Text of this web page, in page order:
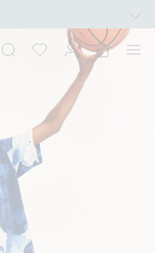
flere varer som inngår i tilbudet tom.
medlem. Kan ikke kombineres med